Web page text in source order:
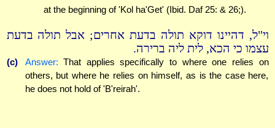
at the beginning of 'Kol ha'Get' (Ibid. Daf 25: & 26;).
וי"ל, דהיינו דוקא תולה בדעת אחרים; אבל תולה בדעת
עצמו כי הכא, לית ליה ברירה.
(c) Answer: That applies specifically to where one relies on
others, but where he relies on himself, as is the case here,
he does not hold of 'B'reirah'.